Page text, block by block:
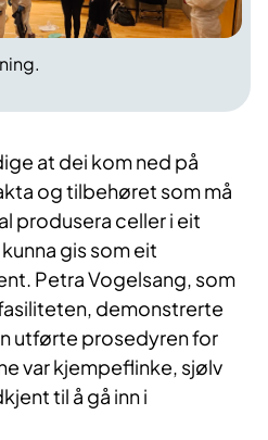
at dei kom ned på
og tilbehøret som må
produsera celler i eit
gis som eit
Petra Vogelsang, som
demonstrerte
utførte prosedyren for
var kjempeflinke, sjølv
til å gå inn i